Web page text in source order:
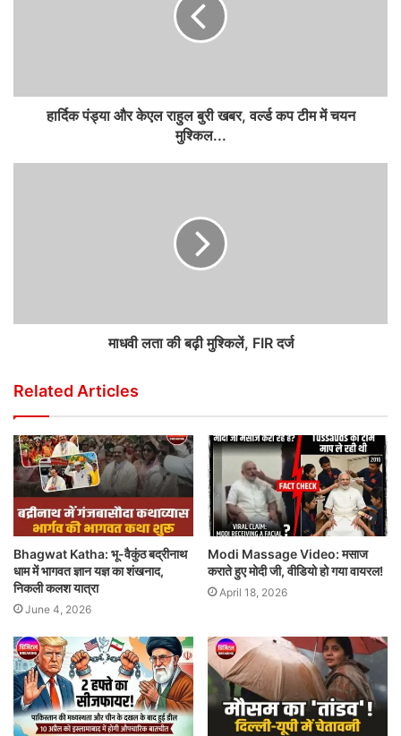
हार्दिक पंड्या और केएल राहुल बुरी खबर, वर्ल्ड कप टीम में चयन
मुश्किल...
माधवी लता की बढ़ी मुश्किलें, FIR दर्ज
Related Articles
Bhagwat Katha: भू-वैकुंठ बद्रीनाथ
धाम में भागवत ज्ञान यज्ञ का शंखनाद,
निकली कलश यात्रा
June 4, 2026
Modi Massage Video: मसाज
कराते हुए मोदी जी, वीडियो हो गया वायरल!
April 18, 2026